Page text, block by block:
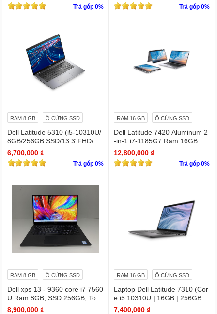
Trả góp 0% Trả góp 0%
RAM 8 GB Ổ CỨNG SSD
Dell Latitude 5310 (i5-10310U/
8GB/256GB SSD/13.3"FHD/Wi
n11Pro)
6,700,000 ₫
Trả góp 0%
RAM 16 GB Ổ CỨNG SSD
Dell Latitude 7420 Aluminum 2
-in-1 i7-1185G7 Ram 16GB Ful
l HD TOUCH x360
12,800,000 ₫
Trả góp 0%
RAM 8 GB Ổ CỨNG SSD
Dell xps 13 - 9360 core i7 7560
U Ram 8GB, SSD 256GB, Touc
hscreen QHD (3200x1800)
8,900,000 ₫
RAM 16 GB Ổ CỨNG SSD
Laptop Dell Latitude 7310 (Cor
e i5 10310U | 16GB | 256GB | I
ntel UHD | 13.3 FHD
7,400,000 ₫